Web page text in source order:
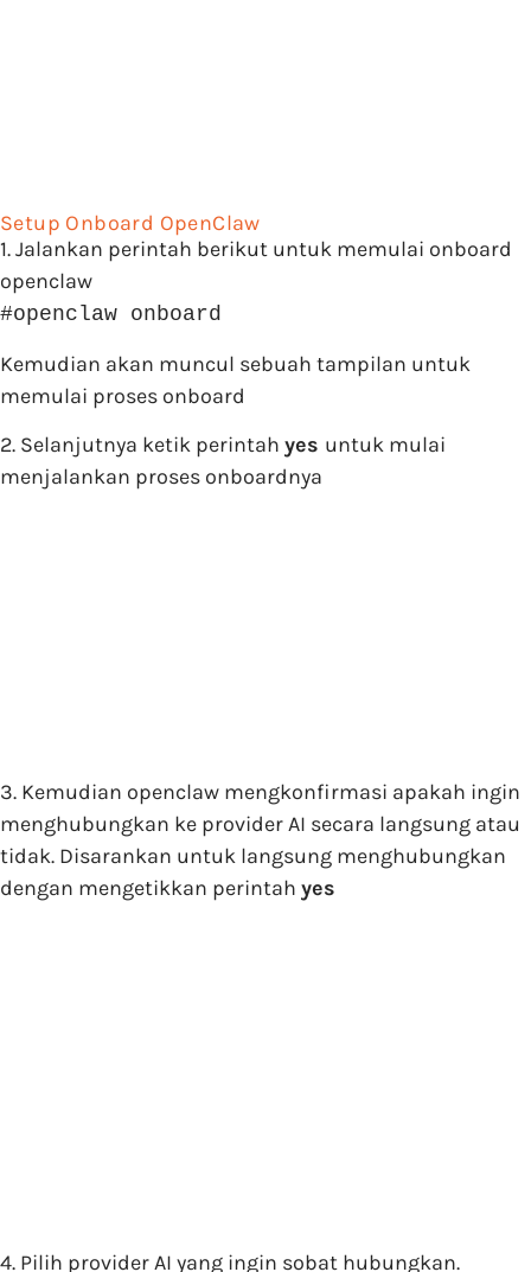
Setup Onboard OpenClaw
1. Jalankan perintah berikut untuk memulai onboard
openclaw
#openclaw onboard
Kemudian akan muncul sebuah tampilan untuk
memulai proses onboard
2. Selanjutnya ketik perintah yes untuk mulai
menjalankan proses onboardnya
3. Kemudian openclaw mengkonfirmasi apakah ingin
menghubungkan ke provider AI secara langsung atau
tidak. Disarankan untuk langsung menghubungkan
dengan mengetikkan perintah yes
4. Pilih provider AI yang ingin sobat hubungkan.